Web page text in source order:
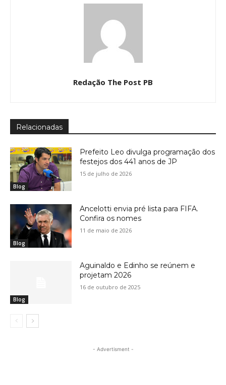
Redação The Post PB
Relacionadas
Blog
Prefeito Leo divulga programação dos
festejos dos 441 anos de JP
15 de julho de 2026
Blog
Ancelotti envia pré lista para FIFA.
Confira os nomes
11 de maio de 2026
Blog
Aguinaldo e Edinho se reúnem e
projetam 2026
16 de outubro de 2025
- Advertisment -